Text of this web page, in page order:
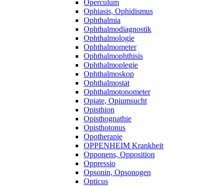
Operculum
Ophiasis, Ophidismus
Ophthalmia
Ophthalmodiagnostik
Ophthalmologie
Ophthalmometer
Ophthalmophthisis
Ophthalmoplegie
Ophthalmoskop
Ophthalmostat
Ophthalmotonometer
Opiate, Opiumsucht
Opisthion
Opisthognathie
Opisthotonus
Opotherapie
OPPENHEIM Krankheit
Opponens, Opposition
Oppressio
Opsonin, Opsonogen
Opticus